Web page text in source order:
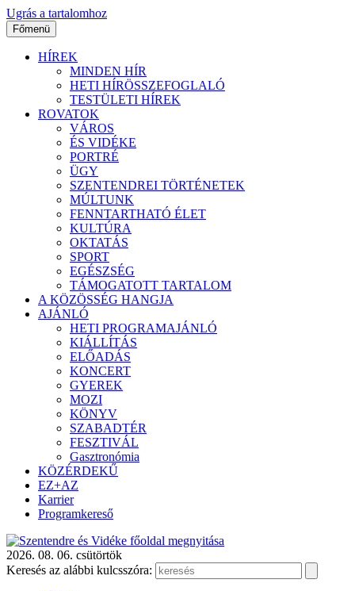
Ugrás a tartalomhoz
Főmenü
HÍREK
MINDEN HÍR
HETI HÍRÖSSZEFOGLALÓ
TESTÜLETI HÍREK
ROVATOK
VÁROS
ÉS VIDÉKE
PORTRÉ
ÜGY
SZENTENDREI TÖRTÉNETEK
MÚLTUNK
FENNTARTHATÓ ÉLET
KULTÚRA
OKTATÁS
SPORT
EGÉSZSÉG
TÁMOGATOTT TARTALOM
A KÖZÖSSÉG HANGJA
AJÁNLÓ
HETI PROGRAMAJÁNLÓ
KIÁLLÍTÁS
ELŐADÁS
KONCERT
GYEREK
MOZI
KÖNYV
SZABADTÉR
FESZTIVÁL
Gasztronómia
KÖZÉRDEKŰ
EZ+AZ
Karrier
Programkereső
2026. 08. 06. csütörtök
Keresés az alábbi kulcsszóra: